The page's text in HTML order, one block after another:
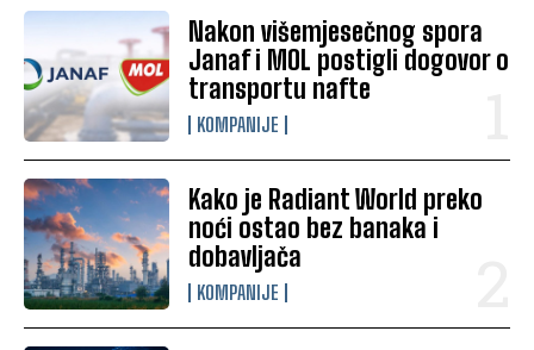
Nakon višemjesečnog spora
Janaf i MOL postigli dogovor o
transportu nafte
KOMPANIJE
Kako je Radiant World preko
noći ostao bez banaka i
dobavljača
KOMPANIJE